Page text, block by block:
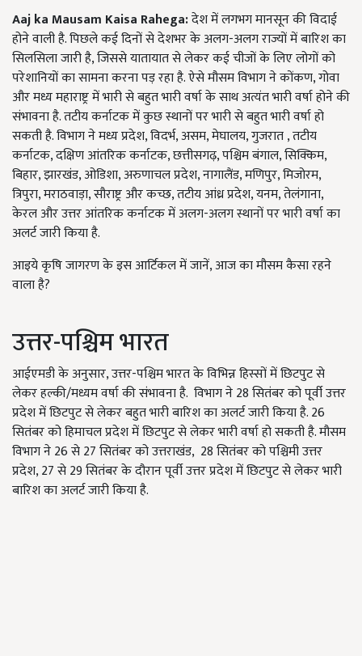
Aaj ka Mausam Kaisa Rahega:देश में लगभग मानसून की विदाई
होने वाली है. पिछले कई दिनों से देशभर के अलग-अलग राज्यों में बारिश का
सिलसिला जारी है, जिससे यातायात से लेकर कई चीजों के लिए लोगों को
परेशानियों का सामना करना पड़ रहा है. ऐसे मौसम विभाग ने कोंकण, गोवा
और मध्य महाराष्ट्र में भारी से बहुत भारी वर्षा के साथ अत्यंत भारी वर्षा होने की
संभावना है. तटीय कर्नाटक में कुछ स्थानों पर भारी से बहुत भारी वर्षा हो
सकती है. विभाग ने मध्य प्रदेश, विदर्भ, असम, मेघालय, गुजरात , तटीय
कर्नाटक, दक्षिण आंतरिक कर्नाटक, छत्तीसगढ़, पश्चिम बंगाल, सिक्किम,
बिहार, झारखंड, ओडिशा, अरुणाचल प्रदेश, नागालैंड, मणिपुर, मिजोरम,
त्रिपुरा, मराठवाड़ा, सौराष्ट्र और कच्छ, तटीय आंध्र प्रदेश, यनम, तेलंगाना,
केरल और उत्तर आंतरिक कर्नाटक में अलग-अलग स्थानों पर भारी वर्षा का
अलर्ट जारी किया है.
आइये कृषि जागरण के इस आर्टिकल में जानें, आज का मौसम कैसा रहने
वाला है?
उत्तर-पश्चिम भारत
आईएमडी के अनुसार, उत्तर-पश्चिम भारत के विभिन्न हिस्सों में छिटपुट से
लेकर हल्की/मध्यम वर्षा की संभावना है. विभाग ने 28 सितंबर को पूर्वी उत्तर
प्रदेश में छिटपुट से लेकर बहुत भारी बारिश का अलर्ट जारी किया है. 26
सितंबर को हिमाचल प्रदेश में छिटपुट से लेकर भारी वर्षा हो सकती है. मौसम
विभाग ने 26 से 27 सितंबर को उत्तराखंड, 28 सितंबर को पश्चिमी उत्तर
प्रदेश, 27 से 29 सितंबर के दौरान पूर्वी उत्तर प्रदेश में छिटपुट से लेकर भारी
बारिश का अलर्ट जारी किया है.